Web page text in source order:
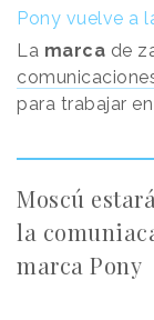
Pony vuelve a
La marca de
para trabajar
Moscú
la
marca Pony